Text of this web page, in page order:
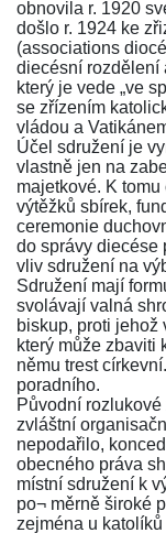
obnovila r. 1920
došlo r. 1924 ke
(associations
diecésní rozdělení
který je vede „ve
se zřízením
vládou a
Účel sdružení je
vlastně jen na
majetkové. K
výtěžků sbírek,
ceremonie
do správy diecése
vliv sdružení na
Sdružení mají
svolávají valná
biskup, proti jehož
který může zbaviti
němu trest
poradního.
Původní
zvláštní
nepodařilo,
obecného práva
místní sdružení k
po¬ měrně široké
zejména u